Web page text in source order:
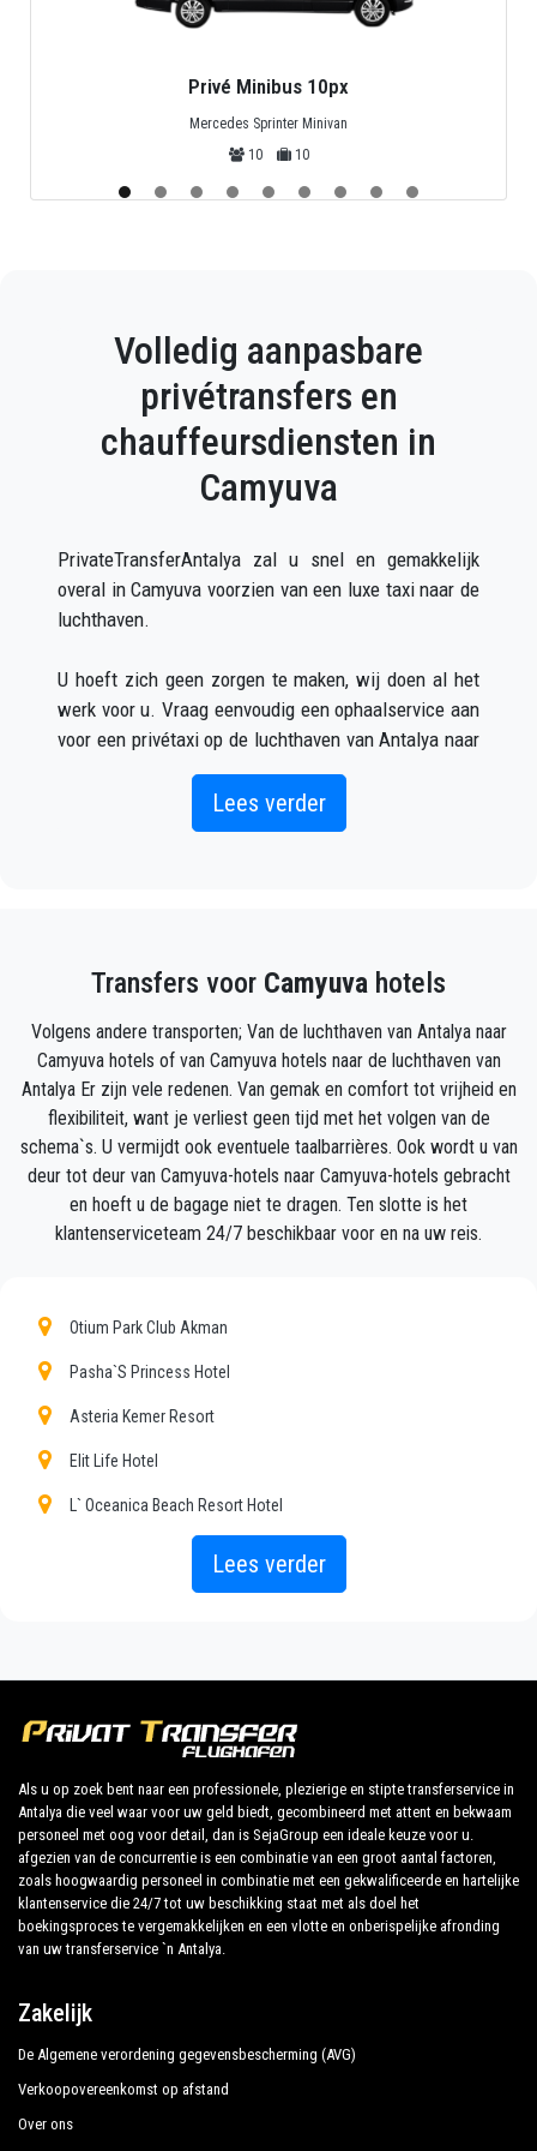
Privé Minibus 10px
Mercedes Sprinter Minivan
10
10
Volledig aanpasbare
privétransfers en
chauffeursdiensten in
Camyuva
PrivateTransferAntalya zal u snel en gemakkelijk
overal in Camyuva voorzien van een luxe taxi naar de
luchthaven.
U hoeft zich geen zorgen te maken, wij doen al het
werk voor u. Vraag eenvoudig een ophaalservice aan
voor een privétaxi op de luchthaven van Antalya naar
Camyuva (wat zowel online als telefonisch kan) en u
zult een chauffeur ontmoeten buiten de aankomsthal
met uw naam op een bord geschreven wanneer uw
PrivateTransferAntalya-team zal uw vlucht volgen en
auto klaar voor vertrek en een helpende hand klaar
om u te helpen met uw bagage en brengt u naar uw
bestemming in Camyuva.
Uw ervaring met onze transferservice zal uitstekend
zijn, aangezien ons team trotse professionals zijn
die ervoor zullen zorgen dat u op tijd wordt
Wij bieden onze klanten een professionele en privé
chauffeurs en comfortabele auto's naar overal in
Camyuva.
bedrijf, wij zijn het mooie alternatief voor het
openbaar vervoer van of naar Camyuva.
Boek nu uw privétransfer in Antalya en reis naar uw
hotel in Camyuva!
De uitgebreide ervaring van ons bedrijf garandeert al
onze klanten de zekerheid van een professionele
service voor iedereen, dankzij onze vaste prijzen en
economische voorwaarden. Onze klanten zijn onze
topprioriteit en zullen profiteren van auto's die zijn
beroep waardig is.
Ons bedrijf heeft een uitstekende reputatie in de
stad Antalya dankzij de professionaliteit van de
aangeboden diensten en de jarenlange ervaring in het
Lees verder
Transfers voor Camyuva hotels
Volgens andere transporten; Van de luchthaven van Antalya naar
Camyuva hotels of van Camyuva hotels naar de luchthaven van
Antalya Er zijn vele redenen. Van gemak en comfort tot vrijheid en
flexibiliteit, want je verliest geen tijd met het volgen van de
schema`s. U vermijdt ook eventuele taalbarrières. Ook wordt u van
deur tot deur van Camyuva-hotels naar Camyuva-hotels gebracht
en hoeft u de bagage niet te dragen. Ten slotte is het
klantenserviceteam 24/7 beschikbaar voor en na uw reis.
Otium Park Club Akman
Pasha`S Princess Hotel
Asteria Kemer Resort
Elit Life Hotel
L` Oceanica Beach Resort Hotel
Armada Park Hotel
Asteria Hotel Fantasia
Istanbul Beach Hotel
Club Marco Polo
Cristal Villalar
Çamyuva Beach Hotel
Camyuva Motel
Elit Life Otel
Hotel Sinatra
Lees verder
Als u op zoek bent naar een professionele, plezierige en stipte transferservice in
Antalya die veel waar voor uw geld biedt, gecombineerd met attent en bekwaam
personeel met oog voor detail, dan is SejaGroup een ideale keuze voor u.
afgezien van de concurrentie is een combinatie van een groot aantal factoren,
zoals hoogwaardig personeel in combinatie met een gekwalificeerde en hartelijke
klantenservice die 24/7 tot uw beschikking staat met als doel het
boekingsproces te vergemakkelijken en een vlotte en onberispelijke afronding
van uw transferservice `n Antalya.
Zakelijk
De Algemene verordening gegevensbescherming (AVG)
Verkoopovereenkomst op afstand
Over ons